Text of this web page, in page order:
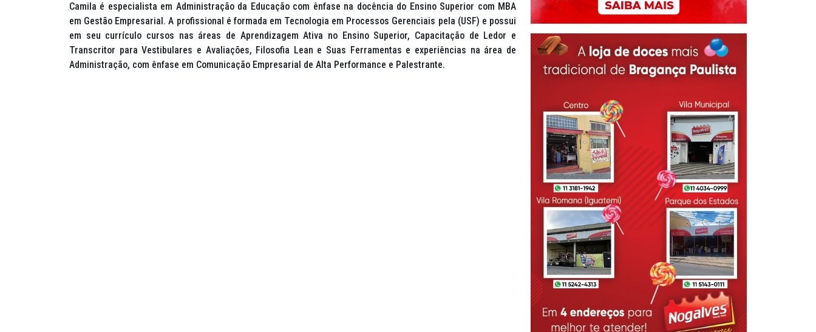
Camila é especialista em Administração da Educação com ênfase na docência do Ensino Superior com MBA
em Gestão Empresarial. A profissional é formada em Tecnologia em Processos Gerenciais pela (USF) e possui
em seu currículo cursos nas áreas de Aprendizagem Ativa no Ensino Superior, Capacitação de Ledor e
Transcritor para Vestibulares e Avaliações, Filosofia Lean e Suas Ferramentas e experiências na área de
Administração, com ênfase em Comunicação Empresarial de Alta Performance e Palestrante.